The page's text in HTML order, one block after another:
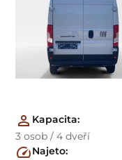
Kapacita:
3 osob / 4 dveří
Najeto: